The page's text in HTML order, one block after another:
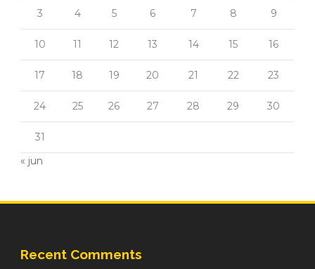
3 4 5 6 7 8 9
10 11 12 13 14 15 16
17 18 19 20 21 22 23
24 25 26 27 28 29 30
31
« jun
Recent Comments